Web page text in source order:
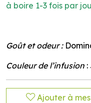
à boire 1-3 fois par
Goût et odeur :
Couleur de l’infusion :
Ajouter à mes